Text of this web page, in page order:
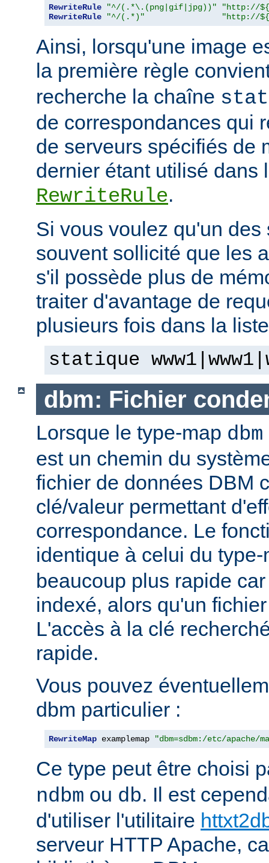
RewriteRule
"^/(.*\.(png|gif|jpg))"
"http://
RewriteRule
"^/(.*)" "http://
Ainsi, lorsqu'une image
la première règle
recherche la chaîne
de correspondances qui
de serveurs spécifiés de
dernier étant utilisé dans
RewriteRule.
Si vous voulez qu'un
souvent sollicité que les
s'il possède plus de
traiter d'avantage de
plusieurs fois dans la
statique
dbm: Fichier
Lorsque le type-map dbm
est un chemin du
fichier de données DBM
clé/valeur permettant
correspondance. Le
identique à celui du
beaucoup plus rapide
indexé, alors qu'un
L'accès à la clé
rapide.
Vous pouvez
dbm particulier :
RewriteMap examplemap "dbm=sdbm:/etc/apache/
Ce type peut être choisi
ndbm ou db. Il est
d'utiliser l'utilitaire
serveur HTTP Apache,